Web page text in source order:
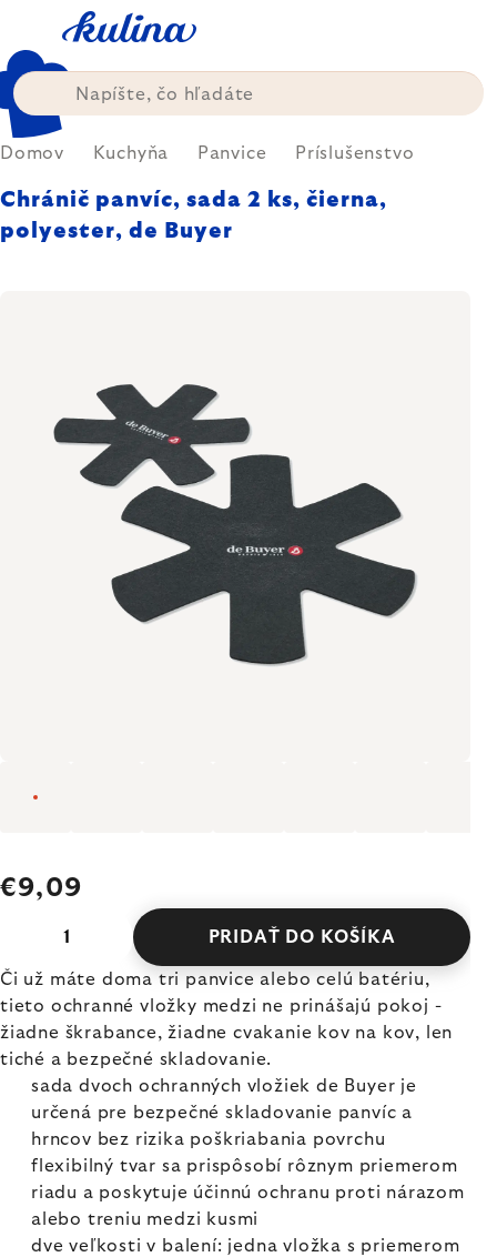
obsah
Domov Kuchyňa Panvice Príslušenstvo
Chránič panvíc, sada 2 ks, čierna,
polyester, de Buyer
€9,09
PRIDAŤ DO KOŠÍKA
Či už máte doma tri panvice alebo celú batériu,
tieto ochranné vložky medzi ne prinášajú pokoj -
žiadne škrabance, žiadne cvakanie kov na kov, len
tiché a bezpečné skladovanie.
sada dvoch ochranných vložiek de Buyer je
určená pre bezpečné skladovanie panvíc a
hrncov bez rizika poškriabania povrchu
flexibilný tvar sa prispôsobí rôznym priemerom
riadu a poskytuje účinnú ochranu proti nárazom
alebo treniu medzi kusmi
dve veľkosti v balení: jedna vložka s priemerom